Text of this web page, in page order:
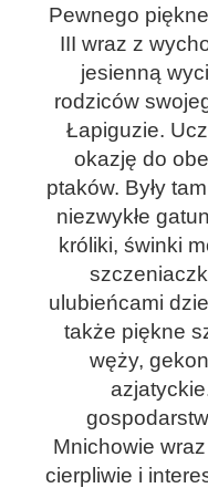
Pewnego
III wraz z
jesienną
rodziców
Łapiguzie.
okazję do
ptaków. Były
niezwykłe
króliki, świnki
ulubieńcami
także piękne
węży,
Mnichowie
cierpliwie i